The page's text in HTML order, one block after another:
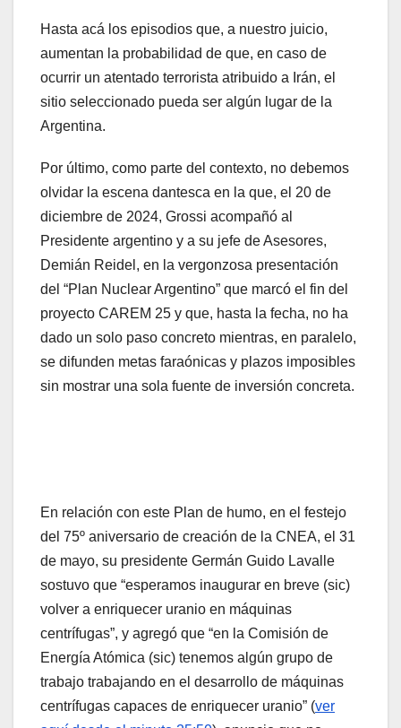
Hasta acá los episodios que, a nuestro juicio,
aumentan la probabilidad de que, en caso de
ocurrir un atentado terrorista atribuido a Irán, el
sitio seleccionado pueda ser algún lugar de la
Argentina.
Por último, como parte del contexto, no debemos
olvidar la escena dantesca en la que, el 20 de
diciembre de 2024, Grossi acompañó al
Presidente argentino y a su jefe de Asesores,
Demián Reidel, en la vergonzosa presentación
del “Plan Nuclear Argentino” que marcó el fin del
proyecto CAREM 25 y que, hasta la fecha, no ha
dado un solo paso concreto mientras, en paralelo,
se difunden metas faraónicas y plazos imposibles
sin mostrar una sola fuente de inversión concreta.
En relación con este Plan de humo, en el festejo
del 75º aniversario de creación de la CNEA, el 31
de mayo, su presidente Germán Guido Lavalle
sostuvo que “esperamos inaugurar en breve (sic)
volver a enriquecer uranio en máquinas
centrífugas”, y agregó que “en la Comisión de
Energía Atómica (sic) tenemos algún grupo de
trabajo trabajando en el desarrollo de máquinas
centrífugas capaces de enriquecer uranio” (ver